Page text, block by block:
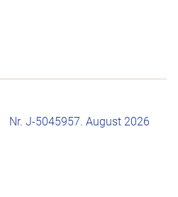
Nr. J-5045957. August 2026